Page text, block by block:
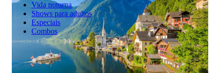
Vida noturna
Shows para adultos
Especiais
Combos